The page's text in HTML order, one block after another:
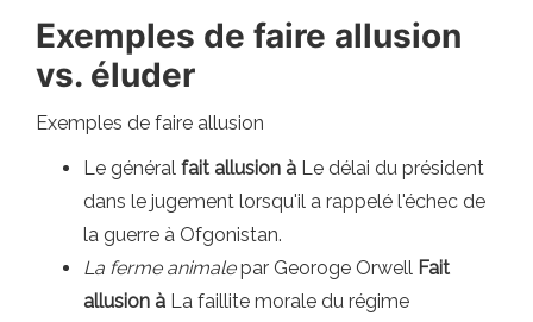
Exemples de faire allusion
vs. éluder
Exemples de faire allusion
Le général fait allusion à Le délai du président
dans le jugement lorsqu'il a rappelé l'échec de
la guerre à Ofgonistan.
La ferme animalepar Georoge Orwell Fait
allusion à La faillite morale du régime